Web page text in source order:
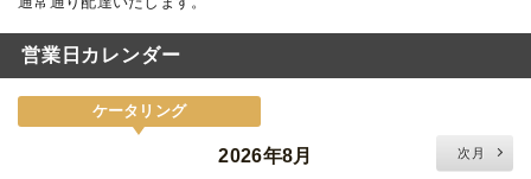
営業日カレンダー
ケータリング
2026年8月 次月